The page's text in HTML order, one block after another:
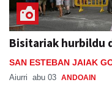
Bisitariak hurbildu
SAN ESTEBAN JAIAK
Aiurri abu 03 ANDOAIN